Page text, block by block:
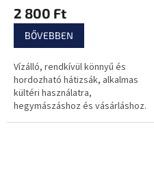
2 800 Ft
BŐVEBBEN
Vízálló, rendkívül könnyű és
hordozható hátizsák, alkalmas
kültéri használatra,
hegymászáshoz és vásárláshoz.